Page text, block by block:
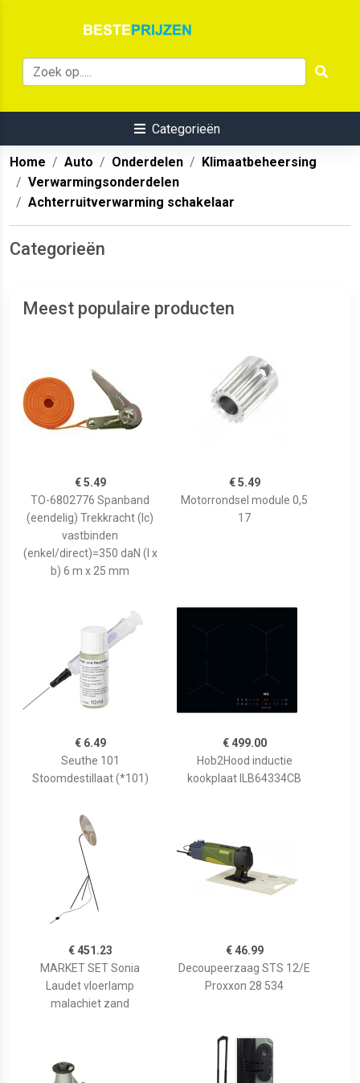
Categorieën
Home Auto Onderdelen
Klimaatbeheersing
Verwarmingsonderdelen
Achterruitverwarming schakelaar
Categorieën
Meest populaire producten
€ 5.49
TO-6802776 Spanband
(eendelig) Trekkracht (lc)
vastbinden
(enkel/direct)=350 daN (l x
b) 6 m x 25 mm
€ 5.49
Motorrondsel module 0,5
17
€ 6.49
Seuthe 101
Stoomdestillaat (*101)
€ 499.00
Hob2Hood inductie
kookplaat ILB64334CB
€ 451.23
MARKET SET Sonia
Laudet vloerlamp
malachiet zand
€ 46.99
Decoupeerzaag STS 12/E
Proxxon 28 534